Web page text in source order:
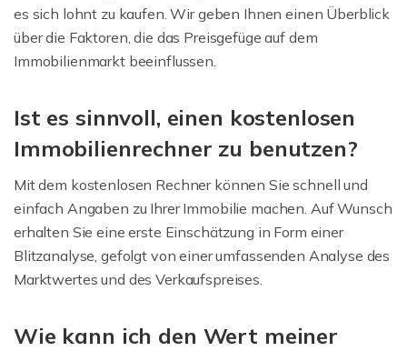
es sich lohnt zu kaufen. Wir geben Ihnen einen Überblick
über die Faktoren, die das Preisgefüge auf dem
Immobilienmarkt beeinflussen.
Ist es sinnvoll, einen kostenlosen
Immobilienrechner zu benutzen?
Mit dem kostenlosen Rechner können Sie schnell und
einfach Angaben zu Ihrer Immobilie machen. Auf Wunsch
erhalten Sie eine erste Einschätzung in Form einer
Blitzanalyse, gefolgt von einer umfassenden Analyse des
Marktwertes und des Verkaufspreises.
Wie kann ich den Wert meiner